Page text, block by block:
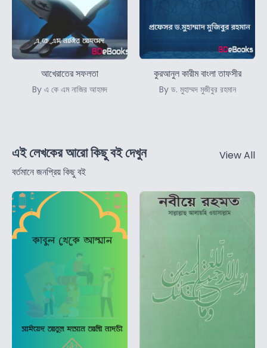
আখেরাতের সফলতা
By এ কে এম নাজির আহমদ
কুরআনুল কারীম বাংলা তাফসীর
By ড. মুহাম্মদ মুজীবুর রহমান
এই লেখকের আরো কিছু বই দেখুন
বর্তমানে জনপ্রিয় কিছু বই
View All